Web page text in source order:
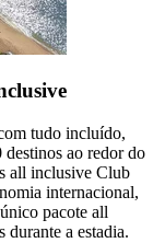
tudo incluído,
destinos ao redor do
all inclusive Club
internacional,
pacote all
durante a estadia.